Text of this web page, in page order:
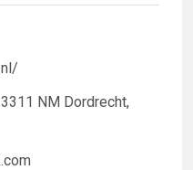
NM Dordrecht,